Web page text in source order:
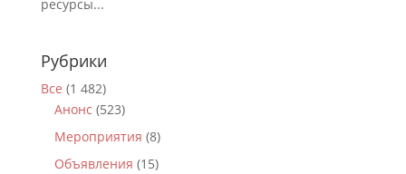
ресурсы...
Рубрики
Все (1 482)
Анонс (523)
Мероприятия (8)
Объявления (15)